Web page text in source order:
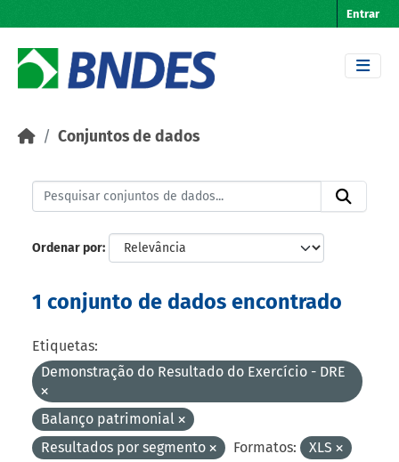
Entrar
Conjuntos de dados
Ordenar por
1 conjunto de dados encontrado
Etiquetas:
Demonstração do Resultado do Exercício - DRE
Balanço patrimonial
Resultados por segmento
Formatos:
XLS